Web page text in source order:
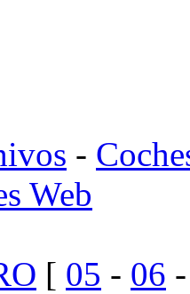
-
Web
[ 05 - 06